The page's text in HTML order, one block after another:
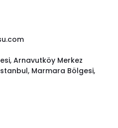
Arnavutköy Merkez
Marmara Bölgesi,